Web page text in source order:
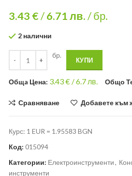
3.43 €/6.71лв./ бр.
2 налични
бр.
КУПИ
Общa Цена: 3.43€ /6.7 лв. Общо
Сравняване Добавете към
Курс: 1 EUR = 1.95583 BGN
Код: 015094
Категории: Електроинструменти,
инструменти